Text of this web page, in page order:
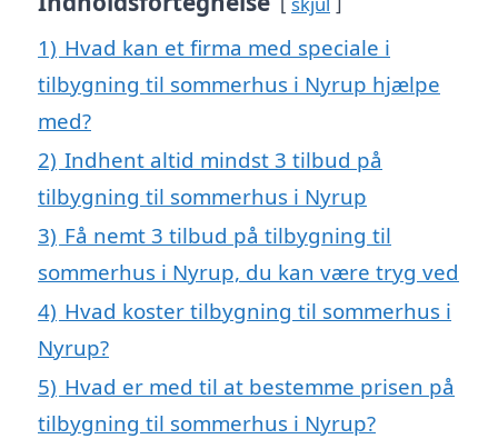
1) Hvad kan et firma med speciale i
tilbygning til sommerhus i Nyrup hjælpe
med?
2) Indhent altid mindst 3 tilbud på
tilbygning til sommerhus i Nyrup
3) Få nemt 3 tilbud på tilbygning til
sommerhus i Nyrup, du kan være tryg ved
4) Hvad koster tilbygning til sommerhus i
Nyrup?
5) Hvad er med til at bestemme prisen på
tilbygning til sommerhus i Nyrup?